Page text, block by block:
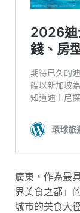
廣東，作為最
界美食之都」
城市的美食大